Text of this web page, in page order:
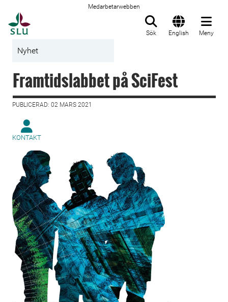
Medarbetarwebben
Sök English Meny
Nyhet
Framtidslabbet på SciFest
PUBLICERAD: 02 MARS 2021
KONTAKT